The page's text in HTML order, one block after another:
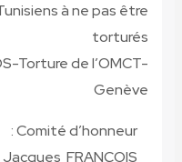
à ne pas être
torturés
Torture de l’OMCT-
Genève